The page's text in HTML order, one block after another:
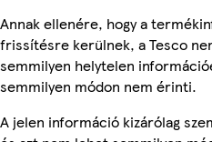
Annak ellenére, hogy a
frissítésre kerülnek, a Tesco
semmilyen helytelen
semmilyen módon nem érinti.
A jelen információ kizárólag